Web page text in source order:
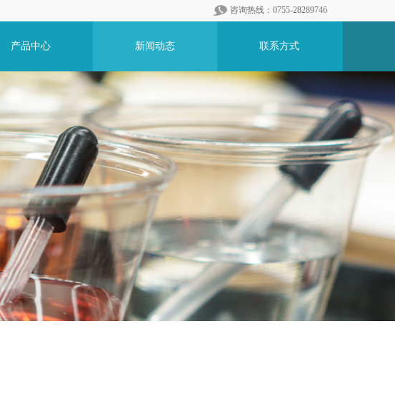
产品中心 新闻动态 联系方式
咨询热线：0755-28289746